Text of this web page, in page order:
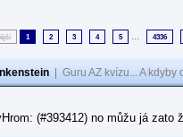
1 2 3 4 5 ... 4336
Guru AZ kvízu... A
(#393412) no můžu já zato